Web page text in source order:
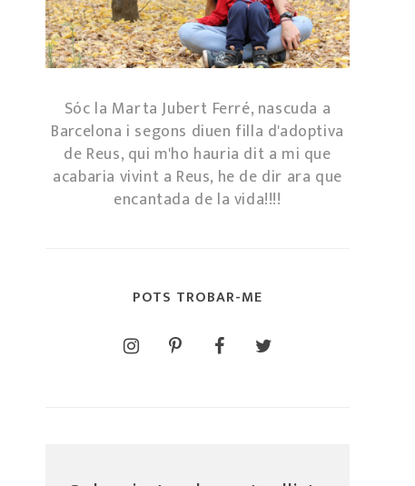
Sóc la Marta Jubert Ferré, nascuda a
Barcelona i segons diuen filla d'adoptiva
de Reus, qui m'ho hauria dit a mi que
acabaria vivint a Reus, he de dir ara que
encantada de la vida!!!!
POTS TROBAR-ME